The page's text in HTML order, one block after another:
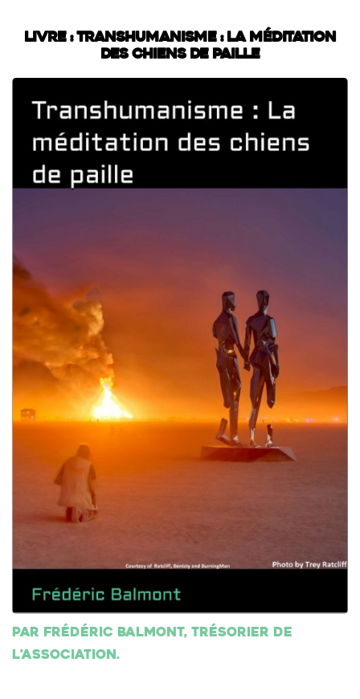
Livre : Transhumanisme : La méditation
des chiens de paille
Par Frédéric Balmont, trésorier de
l'association.